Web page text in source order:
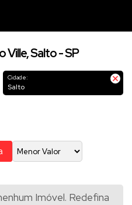
Ville, Salto - SP
Cidade:
Salto
Imóvel. Redefina